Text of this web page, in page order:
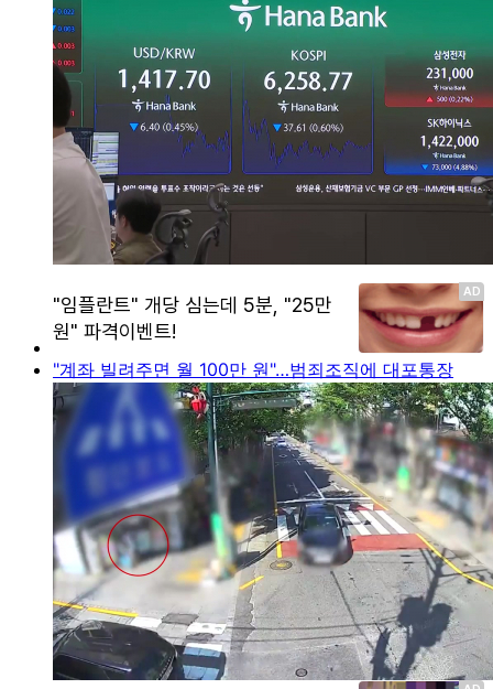
"계좌 빌려주면 월 100만 원"…범죄조직에 대포통장